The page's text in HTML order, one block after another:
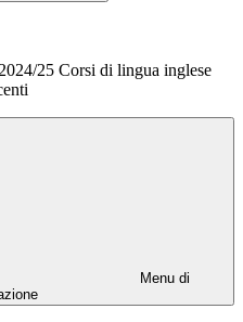
25 Corsi di lingua inglese
Menu di